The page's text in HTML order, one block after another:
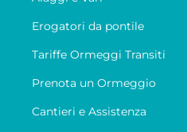
Erogatori da pontile
Tariffe Ormeggi Transiti
Prenota un Ormeggio
Cantieri e Assistenza